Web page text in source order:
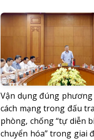
Vận dụng đúng phương
cách mạng trong đấu
phòng, chống “tự diễn
chuyển hóa” trong giai